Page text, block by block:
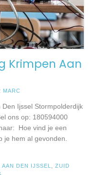
Krimpen Aan
MARC
Ijssel Stormpolderdijk
ons op: 180594000
Hoe vind je een
je hem al gevonden.
AAN DEN IJSSEL
ZUID